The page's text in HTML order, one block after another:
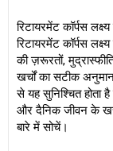
रिटायरमेंट कॉर्पस लक्ष्य
रिटायरमेंट कॉर्पस
की ज़रूरतों,
खर्चों का सटीक
से यह सुनिश्चित होता
और दैनिक जीवन के
बारे में सोचें।